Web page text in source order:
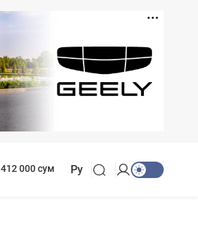
412 000 сум Ру